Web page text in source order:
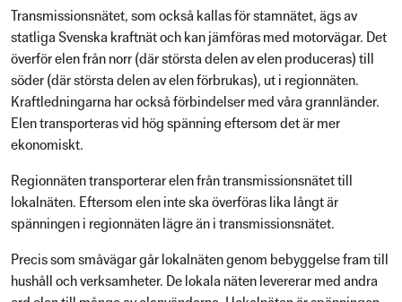
Transmissionsnätet, som också kallas för stamnätet, ägs av
statliga Svenska kraftnät och kan jämföras med motorvägar. Det
överför elen från norr (där största delen av elen produceras) till
söder (där största delen av elen förbrukas), ut i regionnäten.
Kraftledningarna har också förbindelser med våra grannländer.
Elen transporteras vid hög spänning eftersom det är mer
ekonomiskt.
Regionnäten transporterar elen från transmissionsnätet till
lokalnäten. Eftersom elen inte ska överföras lika långt är
spänningen i regionnäten lägre än i transmissionsnätet.
Precis som småvägar går lokalnäten genom bebyggelse fram till
hushåll och verksamheter. De lokala näten levererar med andra